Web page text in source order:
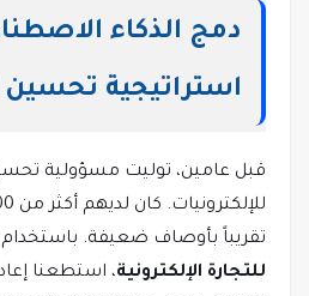
دمج الذكاء
استراتيجية تحسين
قبل عامين، توليت مسؤولية
تقريباً بأوصاف ضعيفة.
للتجارة الإلكترونية، استطعنا